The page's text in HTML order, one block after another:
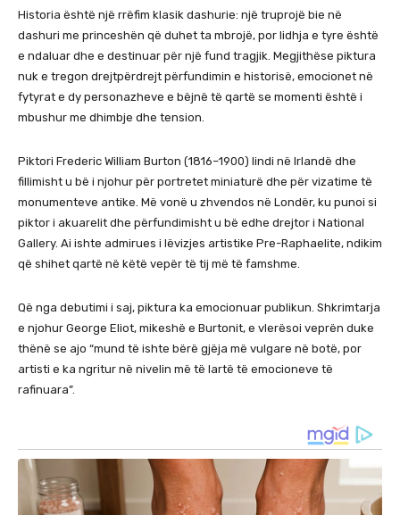
Historia është një rrëfim klasik dashurie: një truprojë bie në
dashuri me princeshën që duhet ta mbrojë, por lidhja e tyre është
e ndaluar dhe e destinuar për një fund tragjik. Megjithëse piktura
nuk e tregon drejtpërdrejt përfundimin e historisë, emocionet në
fytyrat e dy personazheve e bëjnë të qartë se momenti është i
mbushur me dhimbje dhe tension.
Piktori Frederic William Burton (1816–1900) lindi në Irlandë dhe
fillimisht u bë i njohur për portretet miniaturë dhe për vizatime të
monumenteve antike. Më vonë u zhvendos në Londër, ku punoi si
piktor i akuarelit dhe përfundimisht u bë edhe drejtor i National
Gallery. Ai ishte admirues i lëvizjes artistike Pre-Raphaelite, ndikim
që shihet qartë në këtë vepër të tij më të famshme.
Që nga debutimi i saj, piktura ka emocionuar publikun. Shkrimtarja
e njohur George Eliot, mikeshë e Burtonit, e vlerësoi veprën duke
thënë se ajo “mund të ishte bërë gjëja më vulgare në botë, por
artisti e ka ngritur në nivelin më të lartë të emocioneve të
rafinuara”.